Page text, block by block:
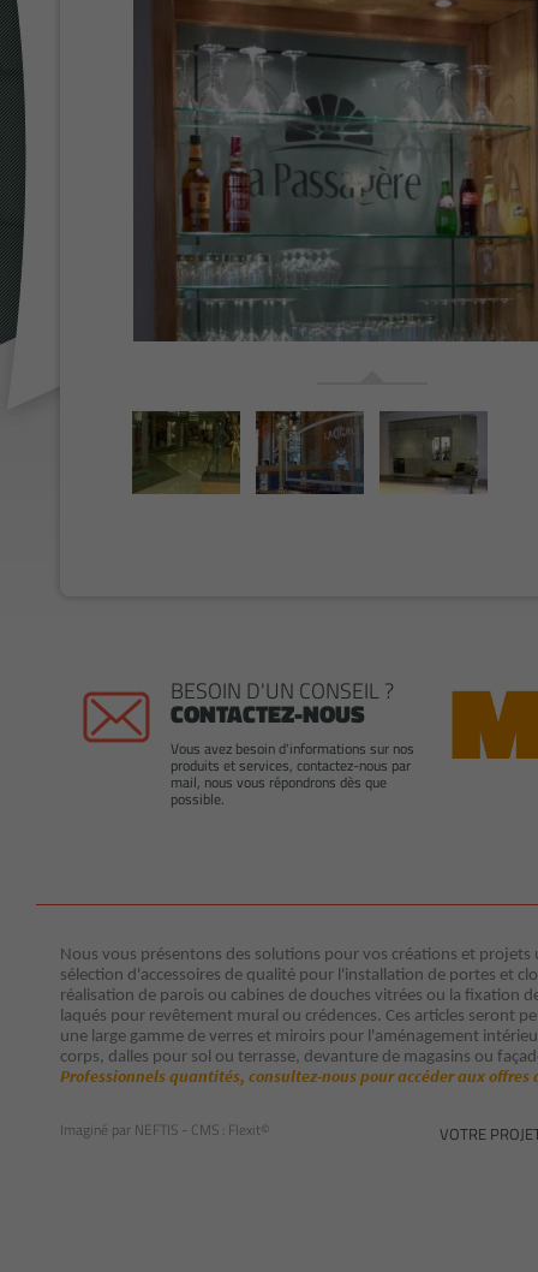
BESOIN D'UN CONSEIL ?
CONTACTEZ-NOUS
Vous avez besoin d'informations sur nos
produits et services, contactez-nous par
mail, nous vous répondrons dès que
possible.
Nous vous présentons des solutions pour vos créations et projets
sélection d'accessoires de qualité pour l'installation de portes et
réalisation de parois ou cabines de douches vitrées ou la fixation
laqués pour revêtement mural ou crédences. Ces articles seront
une large gamme de verres et miroirs pour l'aménagement
corps, dalles pour sol ou terrasse, devanture de magasins ou
Professionnels quantités, consultez-nous pour accéder aux offres
Imaginé par NEFTIS - CMS : Flexit© VOTRE